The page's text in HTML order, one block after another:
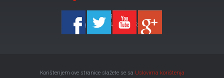
Ka-Agencija
Copyright 2026 All Right Reserved
Korištenjem ove stranice slažete se sa Uslovima korištenja